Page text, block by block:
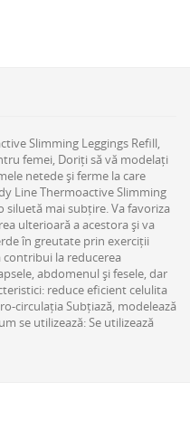
Slimming Leggings Refill,
femei, Doriți să vă modelați
netede și ferme la care
Line Thermoactive Slimming
siluetă mai subțire. Va favoriza
ulterioară a acestora și va
în greutate prin exerciții
contribui la reducerea
abdomenul și fesele, dar
reduce eficient celulita
circulația Subțiază, modelează
se utilizează: Se utilizează